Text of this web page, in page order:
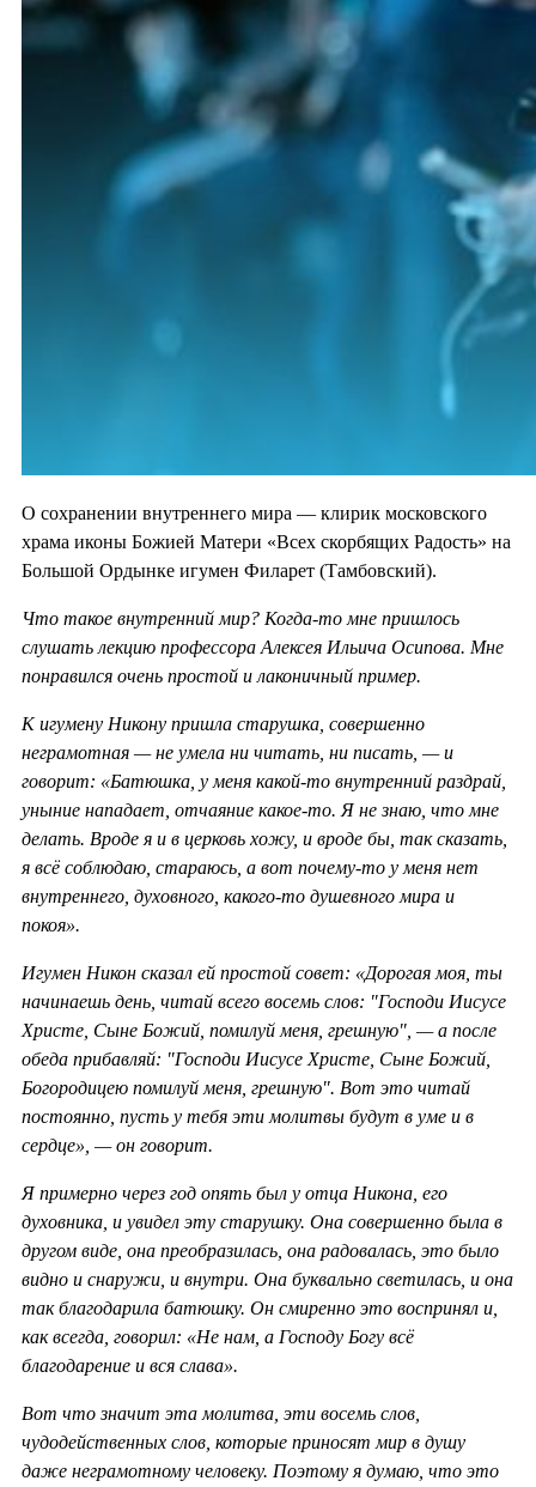
О сохранении внутреннего мира — клирик московского
храма иконы Божией Матери «Всех скорбящих Радость» на
Большой Ордынке игумен Филарет (Тамбовский).
Что такое внутренний мир? Когда-то мне пришлось
слушать лекцию профессора Алексея Ильича Осипова. Мне
понравился очень простой и лаконичный пример.
К игумену Никону пришла старушка, совершенно
неграмотная — не умела ни читать, ни писать, — и
говорит: «Батюшка, у меня какой-то внутренний раздрай,
уныние нападает, отчаяние какое-то. Я не знаю, что мне
делать. Вроде я и в церковь хожу, и вроде бы, так сказать,
я всё соблюдаю, стараюсь, а вот почему-то у меня нет
внутреннего, духовного, какого-то душевного мира и
покоя».
Игумен Никон сказал ей простой совет: «Дорогая моя, ты
начинаешь день, читай всего восемь слов: "Господи Иисусе
Христе, Сыне Божий, помилуй меня, грешную", — а после
обеда прибавляй: "Господи Иисусе Христе, Сыне Божий,
Богородицею помилуй меня, грешную". Вот это читай
постоянно, пусть у тебя эти молитвы будут в уме и в
сердце», — он говорит.
Я примерно через год опять был у отца Никона, его
духовника, и увидел эту старушку. Она совершенно была в
другом виде, она преобразилась, она радовалась, это было
видно и снаружи, и внутри. Она буквально светилась, и она
так благодарила батюшку. Он смиренно это воспринял и,
как всегда, говорил: «Не нам, а Господу Богу всё
благодарение и вся слава».
Вот что значит эта молитва, эти восемь слов,
чудодейственных слов, которые приносят мир в душу
даже неграмотному человеку. Поэтому я думаю, что это